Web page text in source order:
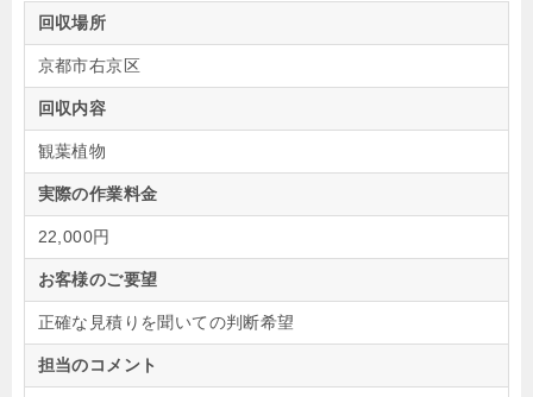
回収場所
京都市右京区
回収内容
観葉植物
実際の作業料金
22,000円
お客様のご要望
正確な見積りを聞いての判断希望
担当のコメント